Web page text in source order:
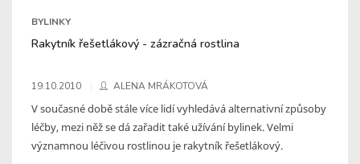
BYLINKY
Rakytník řešetlákový - zázračná rostlina
19.10.2010 ALENA MRÁKOTOVÁ
V současné době stále více lidí vyhledává alternativní způsoby
léčby, mezi něž se dá zařadit také užívání bylinek. Velmi
významnou léčivou rostlinou je rakytník řešetlákový.